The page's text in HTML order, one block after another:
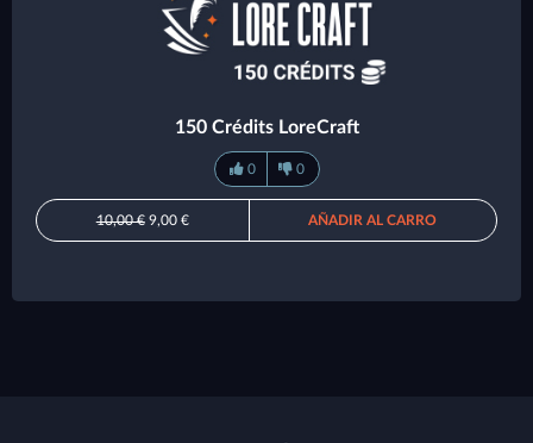
150 Crédits LoreCraft
0 0
10,00 €9,00 € AÑADIR AL CARRO